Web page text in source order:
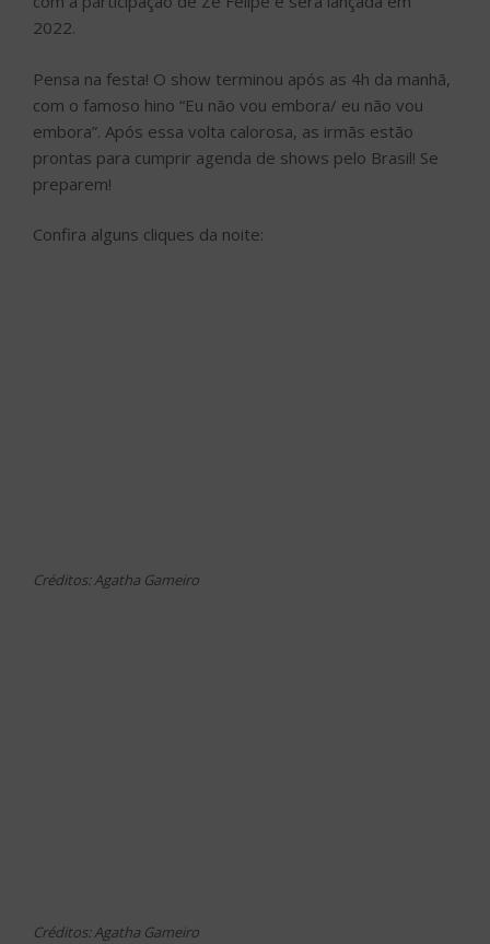
2022.
Pensa na festa! O show terminou após as 4h da manhã,
com o famoso hino “Eu não vou embora/ eu não vou
embora”. Após essa volta calorosa, as irmãs estão
prontas para cumprir agenda de shows pelo Brasil! Se
preparem!
Confira alguns cliques da noite:
Créditos: Agatha Gameiro
Créditos: Agatha Gameiro